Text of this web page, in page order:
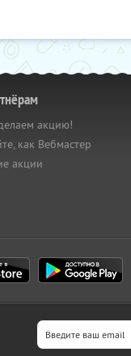
акцию!
как Вебмастер
акции